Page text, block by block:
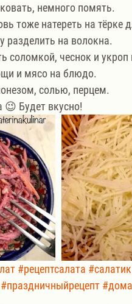
немного помять.
тоже натереть на тёрке
разделить на волокна.
соломкой, чеснок и
и мясо на блюдо.
солью, перцем.
😉 Будет вкусно!
#рецептсалата #салатик
#праздничныйрецепт